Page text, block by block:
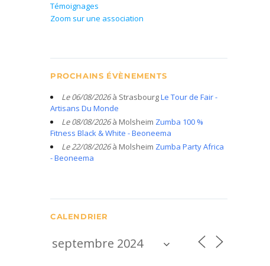
Témoignages
Zoom sur une association
PROCHAINS ÉVÈNEMENTS
Le 06/08/2026à StrasbourgLe Tour de Fair -
Artisans Du Monde
Le 08/08/2026à Molsheim Zumba 100 %
Fitness Black & White - Beoneema
Le 22/08/2026à Molsheim Zumba Party Africa
- Beoneema
CALENDRIER